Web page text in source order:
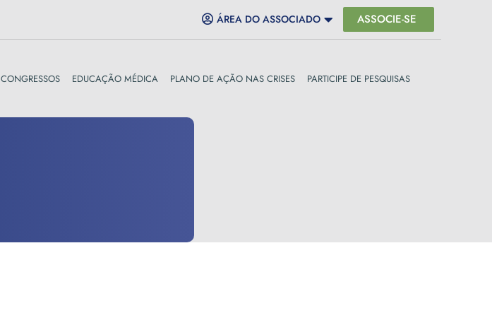
ÁREA DO ASSOCIADO ASSOCIE-SE
EDUCAÇÃO MÉDICA PLANO DE AÇÃO NAS CRISES PARTICIPE DE PESQUISAS